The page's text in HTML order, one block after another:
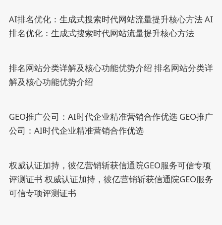
AI排名优化：生成式搜索时代网站流量提升核心方法AI
排名优化：生成式搜索时代网站流量提升核心方法
排名网站分类详解及核心功能优势介绍 排名网站分类详
解及核心功能优势介绍
GEO推广公司：AI时代企业精准营销合作优选 GEO推广
公司：AI时代企业精准营销合作优选
权威认证加持，彼亿营销斩获信通院GEO服务可信专项
评测证书 权威认证加持，彼亿营销斩获信通院GEO服务
可信专项评测证书